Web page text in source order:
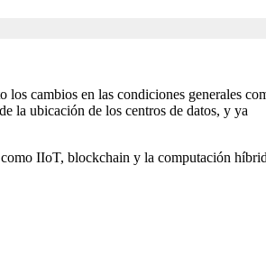
los cambios en las condiciones generales
la ubicación de los centros de datos, y ya
como IIoT, blockchain y la computación